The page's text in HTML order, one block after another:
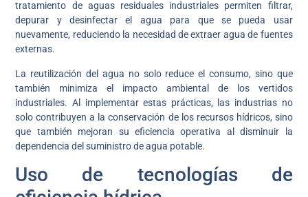
tratamiento de aguas residuales industriales permiten filtrar,
depurar y desinfectar el agua para que se pueda usar
nuevamente, reduciendo la necesidad de extraer agua de fuentes
externas.
La reutilización del agua no solo reduce el consumo, sino que
también minimiza el impacto ambiental de los vertidos
industriales. Al implementar estas prácticas, las industrias no
solo contribuyen a la conservación de los recursos hídricos, sino
que también mejoran su eficiencia operativa al disminuir la
dependencia del suministro de agua potable.
Uso de tecnologías de